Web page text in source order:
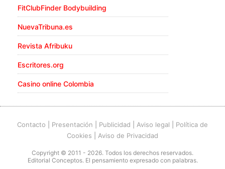
FitClubFinder Bodybuilding
NuevaTribuna.es
Revista Afribuku
Escritores.org
Casino online Colombia
Contacto Presentación Publicidad Aviso legal
Política de
Cookies
Aviso de Privacidad
Copyright © 2011 - 2026. Todos los derechos reservados.
Editorial Conceptos. El pensamiento expresado con palabras.